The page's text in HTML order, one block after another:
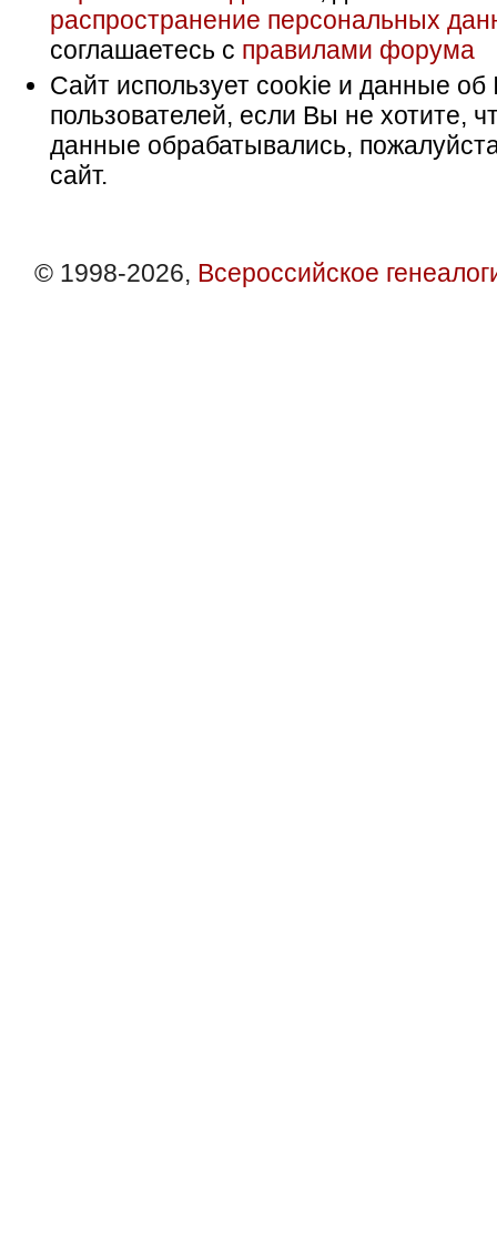
распространение персональных
соглашаетесь с правилами форума
Сайт использует cookie и данные об
пользователей, если Вы не хотите,
данные обрабатывались,
сайт.
© 1998-2026, Всероссийское